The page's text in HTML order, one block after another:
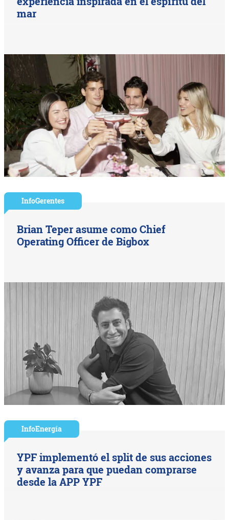
mar
InfoGerentes
Brian Teper asume como Chief
Operating Officer de Bigbox
InfoEnergía
YPF implementó el split de sus acciones
y avanza para que puedan comprarse
desde la APP YPF